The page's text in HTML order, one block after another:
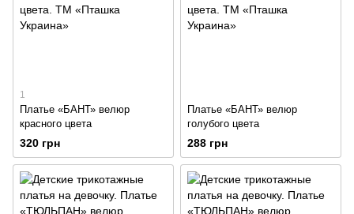
1
Платье «БАНТ» велюр
красного цвета
320 грн
Платье «БАНТ» велюр
голубого цвета
288 грн